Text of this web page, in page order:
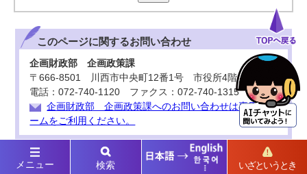
このページに関するお問い合わせ
企画財政部 企画政策課
〒666-8501 川西市中央町12番1号 市役所4階
電話：072-740-1120 ファクス：072-740-1315
企画財政部 企画政策課へのお問い合わせは専用フォ
ームをご利用ください。
メニュー 検索
いざというとき